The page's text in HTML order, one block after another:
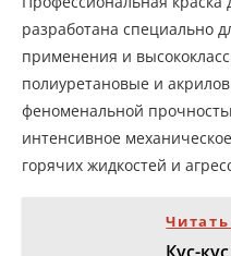
разработана специально
применения и
полиуретановые и
феноменальной
интенсивное
горячих жидкостей и